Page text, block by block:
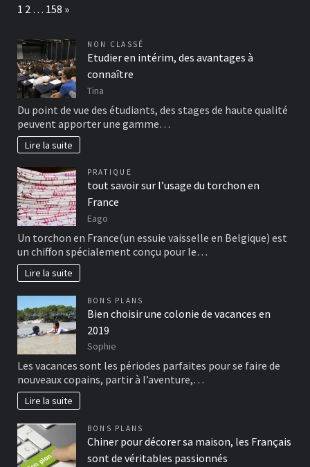
Page:
1 2 … 158 Next
»
NON CLASSÉ
Etudier en intérim, des avantages à
connaître
Tina
Du point de vue des étudiants, des stages de haute qualité
peuvent apporter une gamme…
Lire la suite
PRATIQUE
tout savoir sur l’usage du torchon en
France
Eago
Un torchon en France(un essuie vaisselle en Belgique) est
un chiffon spécialement conçu pour le…
Lire la suite
BONS PLANS
Bien choisir une colonie de vacances en
2019
Sophie
Les vacances sont les périodes parfaites pour se faire de
nouveaux copains, partir à l’aventure,…
Lire la suite
BONS PLANS
Chiner pour décorer sa maison, les Français
sont de véritables passionnés